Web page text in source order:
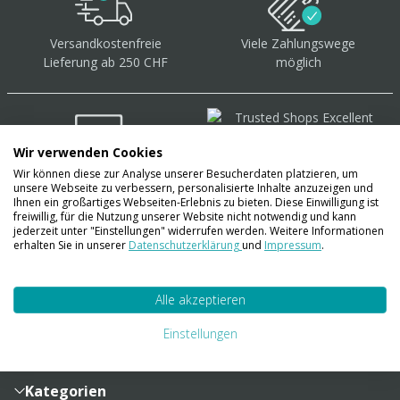
Versandkostenfreie
Lieferung ab 250 CHF
Viele Zahlungswege
möglich
Über 40.000 Artikel auf
Lager
Sendungsverfolgung
Zahlung und Versand
Lieferinformationen
Kategorien
Wir verwenden Cookies
Wir können diese zur Analyse unserer Besucherdaten platzieren, um
unsere Webseite zu verbessern, personalisierte Inhalte anzuzeigen und
Ihnen ein großartiges Webseiten-Erlebnis zu bieten. Diese Einwilligung ist
freiwillig, für die Nutzung unserer Website nicht notwendig und kann
jederzeit unter "Einstellungen" widerrufen werden. Weitere Informationen
erhalten Sie in unserer Datenschutzerklärungund Impressum.
Alle akzeptieren
Einstellungen